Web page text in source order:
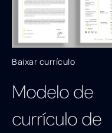
Baixar currículo
Modelo de
currículo de